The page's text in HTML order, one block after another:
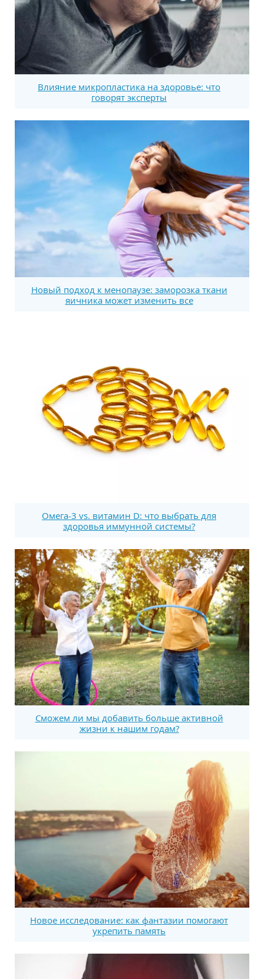
Влияние микропластика на здоровье: что
говорят эксперты
Новый подход к менопаузе: заморозка ткани
яичника может изменить все
Омега-3 vs. витамин D: что выбрать для
здоровья иммунной системы?
Сможем ли мы добавить больше активной
жизни к нашим годам?
Новое исследование: как фантазии помогают
укрепить память